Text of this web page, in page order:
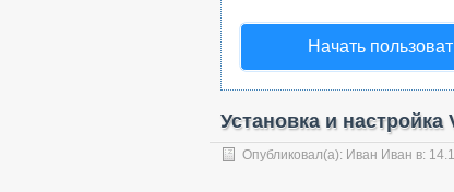
Начать
Установка и настройка
Опубликовал(а): Иван Иван в: